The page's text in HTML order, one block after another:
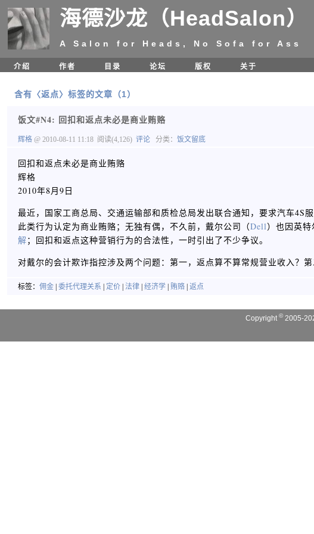
海德沙龙（HeadSalon）
A Salon for Heads, No Sofa for Ass
介绍
作者 目录 论坛 版权 关于
含有〈返点〉标签的文章（1）
饭文#N4: 回扣和返点未必是商业贿赂
辉格 @ 2010-08-11 11:18 阅读(4,126) 评论 分类： 饭文留底
回扣和返点未必是商业贿赂
辉格
2010年8月9日
最近，国家工商总局、交通运输部和质检总局发出联合通知，要求汽车
此类行为认定为商业贿赂；无独有偶，不久前，戴尔公司（Dell）也因英
解；回扣和返点这种营销行为的合法性，一时引出了不少争议。
对戴尔的会计欺诈指控涉及两个问题：第一，返点算不算常规营业收入？
标签： 佣金 委托代理关系 定价 法律 经济学 贿赂 返点
Copyright© 2005-